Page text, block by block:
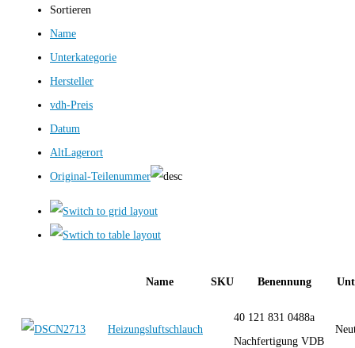
Sortieren
Name
Unterkategorie
Hersteller
vdh-Preis
Datum
AltLagerort
Original-Teilenummer
Name SKU Benennung
Heizungsluftschlauch
40 121 831 0488a
Nachfertigung VDB